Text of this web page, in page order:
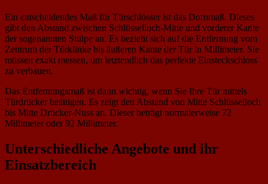
Ein entscheidendes Maß für Türschlösser ist das Dornmaß. Dieses
gibt den Abstand zwischen Schlüsselloch-Mitte und vorderer Kante
der sogenannten Stulpe an. Es bezieht sich auf die Entfernung vom
Zentrum der Türklinke bis äußeren Kante der Tür in Millimeter. Sie
müssen exakt messen, um letztendlich das perfekte Einsteckschloss
zu verbauen.
Das Entfernungsmaß ist dann wichtig, wenn Sie Ihre Tür mittels
Türdrücker betätigen. Es zeigt den Abstand von Mitte Schlüsselloch
bis Mitte Drücker-Nuss an. Dieser beträgt normalerweise 72
Millimeter oder 92 Millimeter.
Unterschiedliche Angebote und ihr
Einsatzbereich